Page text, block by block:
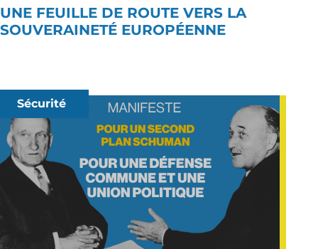
UNE FEUILLE DE ROUTE VERS LA
SOUVERAINETÉ EUROPÉENNE
Sécurité